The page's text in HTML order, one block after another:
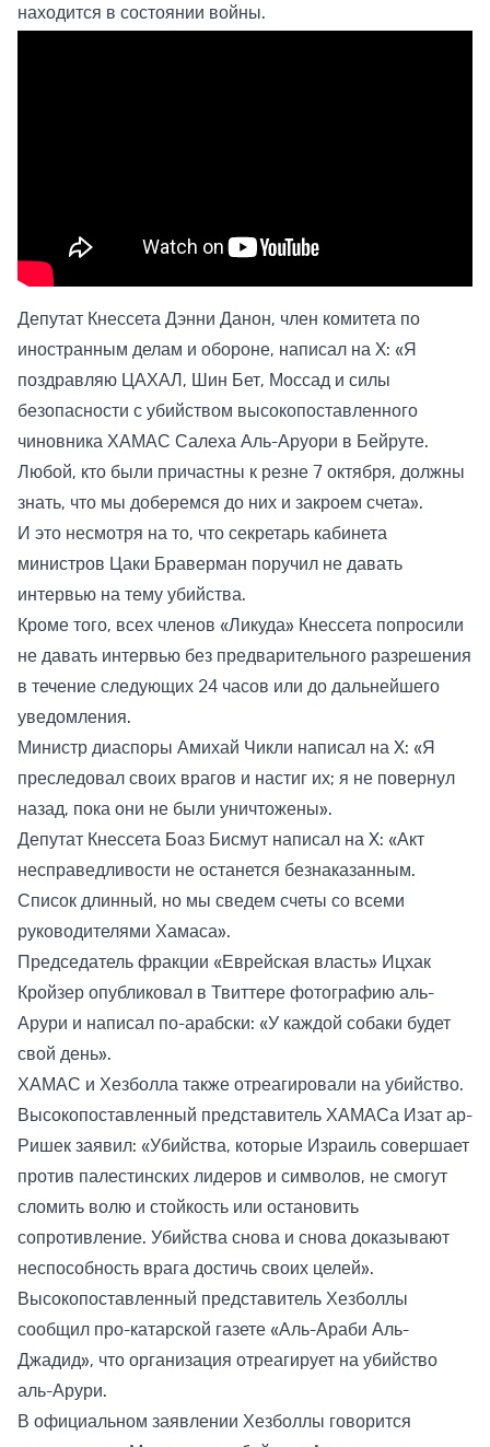
находится в состоянии войны.
Депутат Кнессета Дэнни Данон, член комитета по
иностранным делам и обороне, написал на X: «Я
поздравляю ЦАХАЛ, Шин Бет, Моссад и силы
безопасности с убийством высокопоставленного
чиновника ХАМАС Салеха Аль-Аруори в Бейруте.
Любой, кто были причастны к резне 7 октября, должны
знать, что мы доберемся до них и закроем счета».
И это несмотря на то, что секретарь кабинета
министров Цаки Браверман поручил не давать
интервью на тему убийства.
Кроме того, всех членов «Ликуда» Кнессета попросили
не давать интервью без предварительного разрешения
в течение следующих 24 часов или до дальнейшего
уведомления.
Министр диаспоры Амихай Чикли написал на X: «Я
преследовал своих врагов и настиг их; я не повернул
назад, пока они не были уничтожены».
Депутат Кнессета Боаз Бисмут написал на X: «Акт
несправедливости не останется безнаказанным.
Список длинный, но мы сведем счеты со всеми
руководителями Хамаса».
Председатель фракции «Еврейская власть» Ицхак
Кройзер опубликовал в Твиттере фотографию аль-
Арури и написал по-арабски: «У каждой собаки будет
свой день».
ХАМАС и Хезболла также отреагировали на убийство.
Высокопоставленный представитель ХАМАСа Изат ар-
Ришек заявил: «Убийства, которые Израиль совершает
против палестинских лидеров и символов, не смогут
сломить волю и стойкость или остановить
сопротивление. Убийства снова и снова доказывают
неспособность врага достичь своих целей».
Высокопоставленный представитель Хезболлы
сообщил про-катарской газете «Аль-Араби Аль-
Джадид», что организация отреагирует на убийство
аль-Арури.
В официальном заявлении Хезболлы говорится